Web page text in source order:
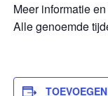
Meer informatie
Alle genoemde